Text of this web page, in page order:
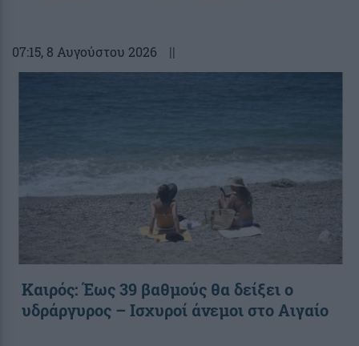
07:15, 8 Αυγούστου 2026 ||
Καιρός: Έως 39 βαθμούς θα δείξει ο
υδράργυρος – Ισχυροί άνεμοι στο Αιγαίο